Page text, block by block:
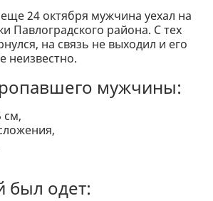
24 октября мужчина уехал на
Павлоградского района. С тех
на связь не выходил и его
неизвестно.
мужчины:
см,
одет: